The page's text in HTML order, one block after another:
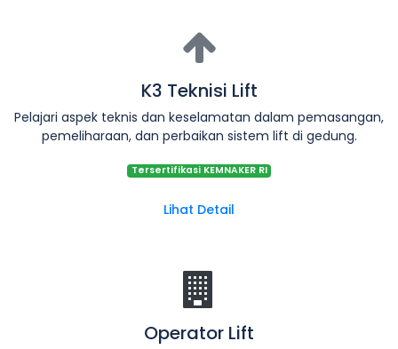
K3 Teknisi Lift
Pelajari aspek teknis dan keselamatan dalam pemasangan,
pemeliharaan, dan perbaikan sistem lift di gedung.
Tersertifikasi KEMNAKER RI
Lihat Detail
Operator Lift